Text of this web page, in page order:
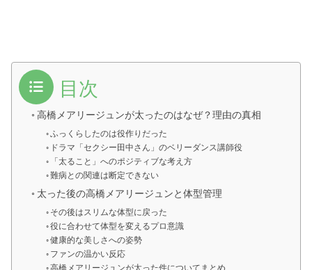
目次
高橋メアリージュンが太ったのはなぜ？理由の真相
ふっくらしたのは役作りだった
ドラマ「セクシー田中さん」のベリーダンス講師役
「太ること」へのポジティブな考え方
難病との関連は断定できない
太った後の高橋メアリージュンと体型管理
その後はスリムな体型に戻った
役に合わせて体型を変えるプロ意識
健康的な美しさへの姿勢
ファンの温かい反応
高橋メアリージュンが太った件についてまとめ